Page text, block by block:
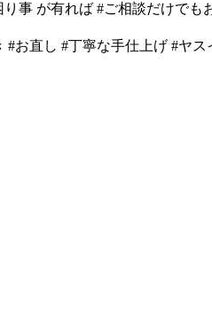
事 が有れば #ご相談だけでも
お直し #丁寧な手仕上げ #ヤ